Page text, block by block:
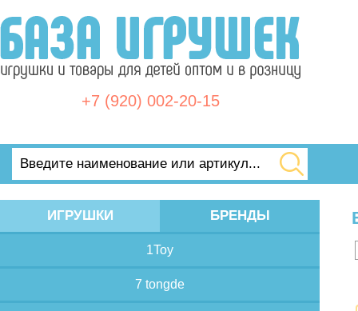
+7 (920) 002-20-15
ИГРУШКИ БРЕНДЫ
1Toy
7 tongde